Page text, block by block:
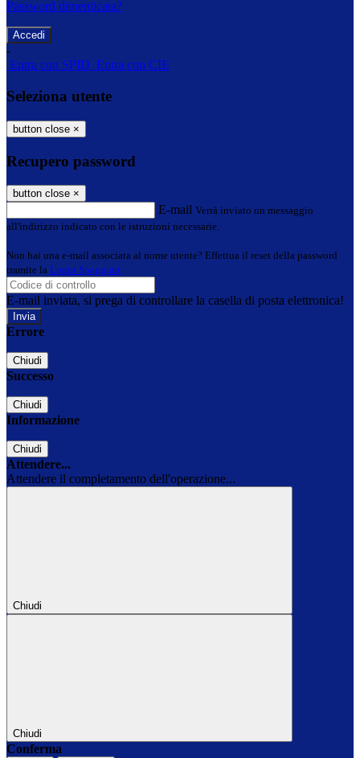
Password dimenticata?
-
Entra con SPID Entra con CIE
Seleziona utente
button close ×
Recupero password
button close ×
E-mail Verrà inviato un messaggio
all'indirizzo indicato con le istruzioni necessarie.
Non hai una e-mail associata al nome utente? Effettua il reset della password
tramite la Login Spaggiari
E-mail inviata, si prega di controllare la casella di posta elettronica!
Errore
Chiudi
Successo
Chiudi
Informazione
Chiudi
Attendere...
Attendere il completamento dell'operazione...
Chiudi
Chiudi
Conferma